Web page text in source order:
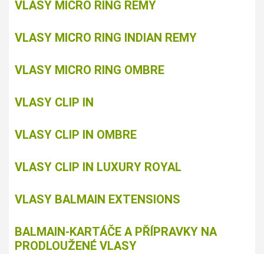
VLASY MICRO RING REMY
VLASY MICRO RING INDIAN REMY
VLASY MICRO RING OMBRE
VLASY CLIP IN
VLASY CLIP IN OMBRE
VLASY CLIP IN LUXURY ROYAL
VLASY BALMAIN EXTENSIONS
BALMAIN-KARTÁČE A PŘÍPRAVKY NA
PRODLOUŽENÉ VLASY